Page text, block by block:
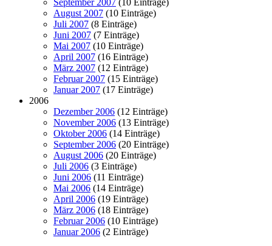
September 2007 (10 Einträge)
August 2007 (10 Einträge)
Juli 2007 (8 Einträge)
Juni 2007 (7 Einträge)
Mai 2007 (10 Einträge)
April 2007 (16 Einträge)
März 2007 (12 Einträge)
Februar 2007 (15 Einträge)
Januar 2007 (17 Einträge)
2006
Dezember 2006 (12 Einträge)
November 2006 (13 Einträge)
Oktober 2006 (14 Einträge)
September 2006 (20 Einträge)
August 2006 (20 Einträge)
Juli 2006 (3 Einträge)
Juni 2006 (11 Einträge)
Mai 2006 (14 Einträge)
April 2006 (19 Einträge)
März 2006 (18 Einträge)
Februar 2006 (10 Einträge)
Januar 2006 (2 Einträge)